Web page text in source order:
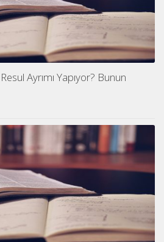
Ayrımı Yapıyor? Bunun